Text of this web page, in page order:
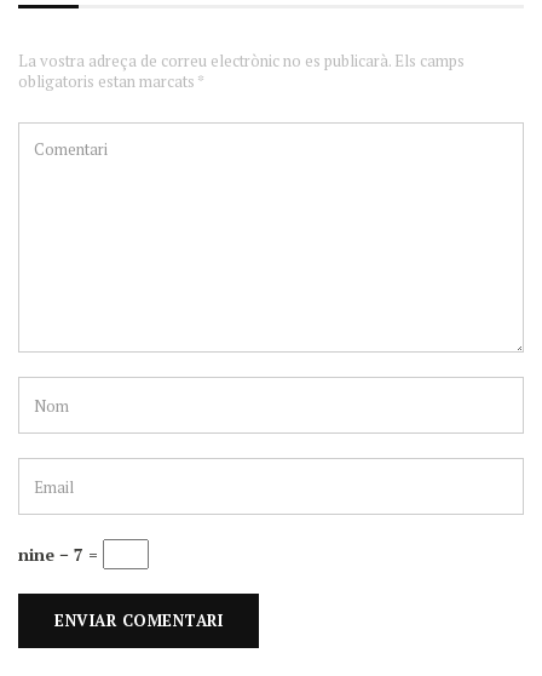
La vostra adreça de correu electrònic no es publicarà. Els camps
obligatoris estan marcats *
nine − 7 =